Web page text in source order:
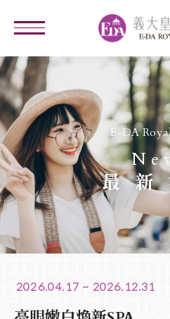
E-DA
最
2026.04.17 ~ 2026.12.31